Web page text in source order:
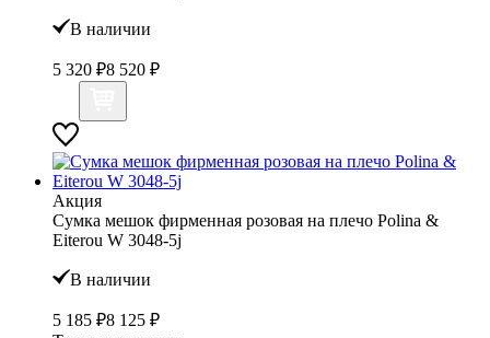
В наличии
5 320 ₽8 520 ₽
Акция
Сумка мешок фирменная розовая на плечо Polina &
Eiterou W 3048-5j
В наличии
5 185 ₽8 125 ₽